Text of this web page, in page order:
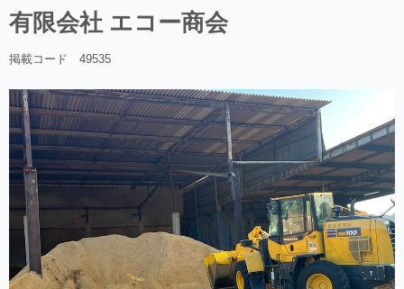
有限会社 エコー商会
掲載コード 49535